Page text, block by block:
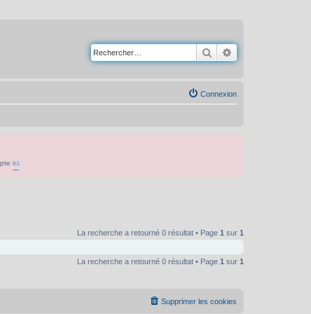
Rechercher
Connexion
ici
La recherche a retourné 0 résultat • Page 1 sur 1
La recherche a retourné 0 résultat • Page 1 sur 1
Supprimer les cookies